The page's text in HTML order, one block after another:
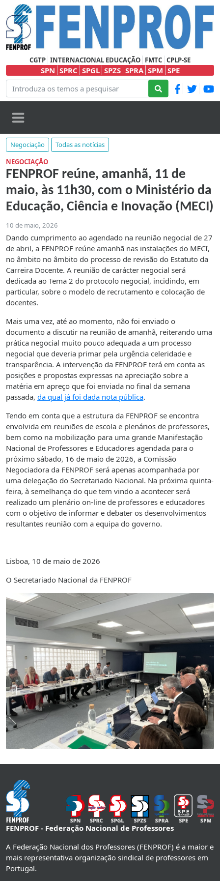
CGTP INTERNACIONAL EDUCAÇÃO FMTC CPLP-SE
SPN SPRC SPGL SPZS SPRA SPM SPE
Negociação
Todas as notícias
NEGOCIAÇÃO
FENPROF reúne, amanhã, 11 de
maio, às 11h30, com o Ministério da
Educação, Ciência e Inovação (MECI)
10 de maio, 2026
Dando cumprimento ao agendado na reunião negocial de 27
de abril, a FENPROF reúne amanhã nas instalações do MECI,
no âmbito no âmbito do processo de revisão do Estatuto da
Carreira Docente. A reunião de carácter negocial será
dedicada ao Tema 2 do protocolo negocial, incidindo, em
particular, sobre o modelo de recrutamento e colocação de
docentes.
Mais uma vez, até ao momento, não foi enviado o
documento a discutir na reunião de amanhã, reiterando uma
prática negocial muito pouco adequada a um processo
negocial que deveria primar pela urgência celeridade e
transparência. A intervenção da FENPROF terá em conta as
posições e propostas expressas na apreciação sobre a
matéria em apreço que foi enviada no final da semana
passada, da qual já foi dada nota pública.
Tendo em conta que a estrutura da FENPROF se encontra
envolvida em reuniões de escola e plenários de professores,
bem como na mobilização para uma grande Manifestação
Nacional de Professores e Educadores agendada para o
próximo sábado, 16 de maio de 2026, a Comissão
Negociadora da FENPROF será apenas acompanhada por
uma delegação do Secretariado Nacional. Na próxima quinta-
feira, à semelhança do que tem vindo a acontecer será
realizado um plenário on-line de professores e educadores
com o objetivo de informar e debater os desenvolvimentos
resultantes reunião com a equipa do governo.
Lisboa, 10 de maio de 2026
O Secretariado Nacional da FENPROF
FENPROF - Federação Nacional de Professores
A Federação Nacional dos Professores (FENPROF) é a maior e
mais representativa organização sindical de professores em
Portugal.